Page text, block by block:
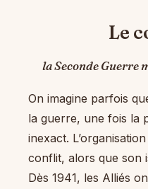
Le
la Seconde Guerre
On imagine parfois
la guerre, une fois la
inexact.
conflit, alors que son
Dès 1941, les Alliés